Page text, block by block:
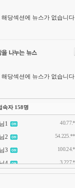
해당섹션에 뉴스가 없습니다
해당섹션에 뉴스가 없습니다
속자 158명